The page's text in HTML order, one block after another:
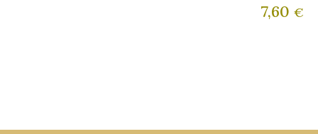
7,60 €